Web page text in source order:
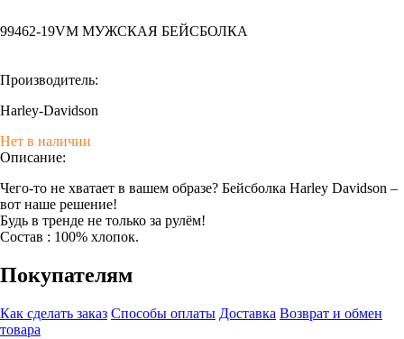
99462-19VM МУЖСКАЯ БЕЙСБОЛКА
Производитель:
Harley-Davidson
Нет в наличии
Описание:
Чего-то не хватает в вашем образе? Бейсболка Harley Davidson –
вот наше решение!
Будь в тренде не только за рулём!
Состав : 100% хлопок.
Покупателям
Как сделать заказ Способы оплаты Доставка Возврат и обмен
товара